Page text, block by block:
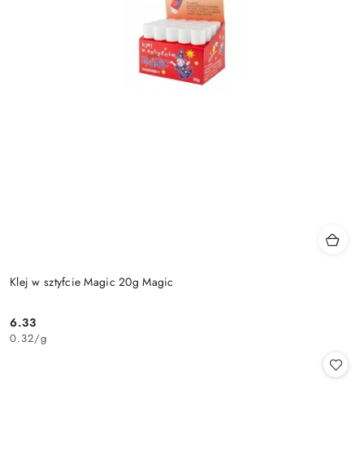
Klej w sztyfcie Magic 20g Magic
Cena:
6.33
0.32/g